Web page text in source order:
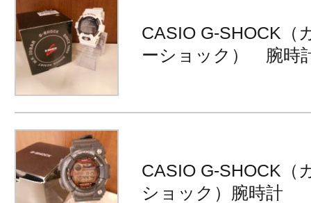
CASIO G-SHOCK
ーショック） 腕時
CASIO G-SHOCK（
ショック）腕時計